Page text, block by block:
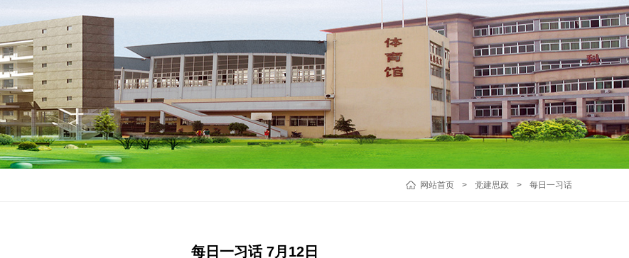
网站首页 > 党建思政 > 每日一习话
每日一习话 7月12日